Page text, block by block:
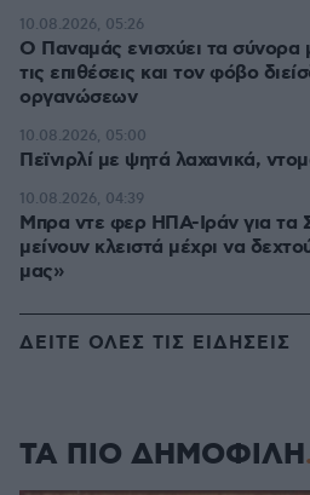
O Παναμάς ενισχύει τα σύνορα
τις επιθέσεις και τον φόβο
οργανώσεων
10.08.2026, 05:26
Πεϊνιρλί με ψητά λαχανικά,
10.08.2026, 05:00
Μπρα ντε φερ ΗΠΑ-Ιράν για τα
μείνουν κλειστά μέχρι να
μας»
10.08.2026, 04:39
ΔΕΙΤΕ ΟΛΕΣ ΤΙΣ ΕΙΔΗΣΕΙΣ
ΤΑ ΠΙΟ ΔΗΜΟΦΙΛΗ